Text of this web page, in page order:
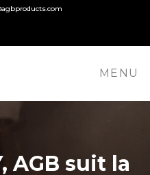
MENU
AGB suit la